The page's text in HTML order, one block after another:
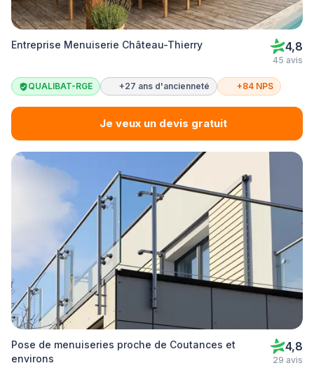
Entreprise Menuiserie Château-Thierry 4,8
45 avis
QUALIBAT-RGE +27 ans d'ancienneté +84 NPS
Je veux un devis gratuit
Pose de menuiseries proche de Coutances et
environs
4,8
29 avis